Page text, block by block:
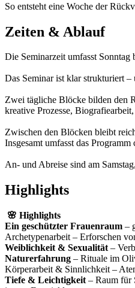
So entsteht eine Woche der
Zeiten & Ablauf
Die Seminarzeit umfasst Sonntag
Das Seminar ist klar strukturiert
Zwei tägliche Blöcke bilden den
kreative Prozesse,
Zwischen den Blöcken bleibt
Insgesamt umfasst das
An- und Abreise sind am
Highlights
🌸 Highlights
Ein geschützter Frauenraum –
Archetypenarbeit – Erforschen
Weiblichkeit & Sexualität –
Naturerfahrung – Rituale im
Körperarbeit & Sinnlichkeit –
Tiefe & Leichtigkeit – Raum für